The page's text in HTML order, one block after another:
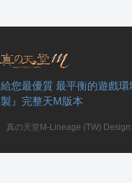
給您最優質 最平衡的遊戲
製』完整天M版本
真の天堂M-Lineage (TW)